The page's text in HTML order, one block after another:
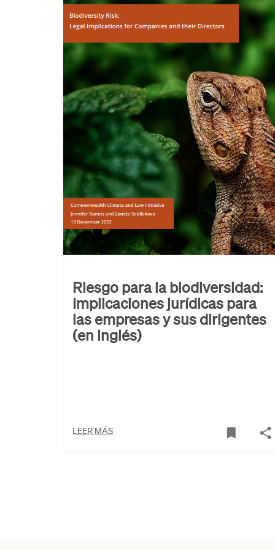
Riesgo para la biodiversidad:
Implicaciones jurídicas para
las empresas y sus dirigentes
(en inglés)
LEER MÁS